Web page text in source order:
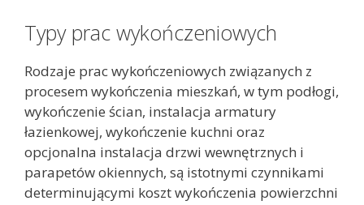
Typy prac wykończeniowych
Rodzaje prac wykończeniowych związanych z
procesem wykończenia mieszkań, w tym podłogi,
wykończenie ścian, instalacja armatury
łazienkowej, wykończenie kuchni oraz
opcjonalna instalacja drzwi wewnętrznych i
parapetów okiennych, są istotnymi czynnikami
determinującymi koszt wykończenia powierzchni